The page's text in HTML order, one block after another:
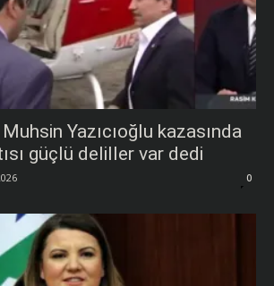
Yazıcıoğlu kazasında
güçlü deliller var dedi
0